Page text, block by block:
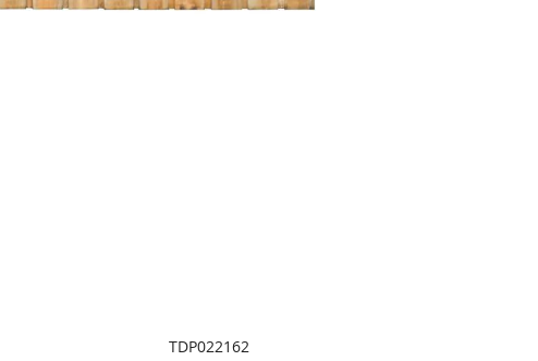
TDP022162